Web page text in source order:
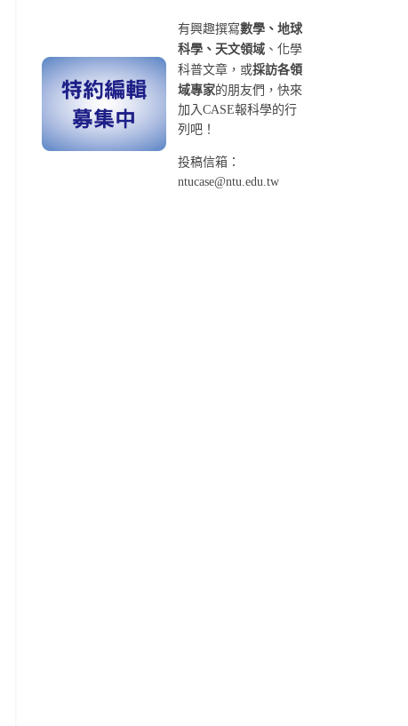
有興趣撰寫數學、地球
科學、天文領域 、化學
科普文章，或採訪各領
域專家的朋友們，快來
加入CASE報科學的行
列吧！
投稿信箱：
ntucase@ntu.edu.tw